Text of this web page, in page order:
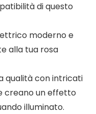
di questo
moderno e
alla tua rosa
qualità con intricati
creano un effetto
illuminato.